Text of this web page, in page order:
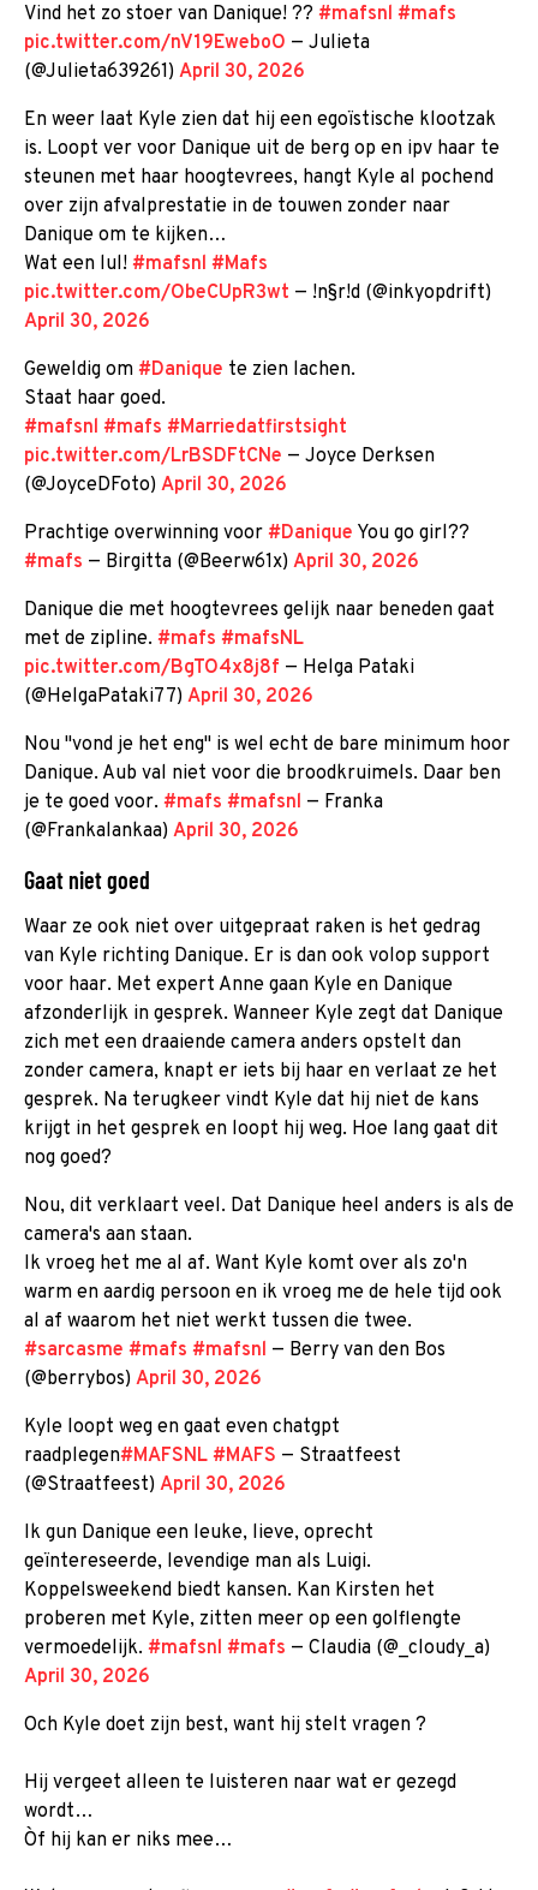
Vind het zo stoer van Danique! ?? #mafsnl #mafs
pic.twitter.com/nV19EweboO — Julieta
(@Julieta639261) April 30, 2026
En weer laat Kyle zien dat hij een egoïstische klootzak
is. Loopt ver voor Danique uit de berg op en ipv haar te
steunen met haar hoogtevrees, hangt Kyle al pochend
over zijn afvalprestatie in de touwen zonder naar
Danique om te kijken…
Wat een lul! #mafsnl #Mafs
pic.twitter.com/ObeCUpR3wt — !n§r!d (@inkyopdrift)
April 30, 2026
Geweldig om #Danique te zien lachen.
Staat haar goed.
#mafsnl #mafs #Marriedatfirstsight
pic.twitter.com/LrBSDFtCNe — Joyce Derksen
(@JoyceDFoto) April 30, 2026
Prachtige overwinning voor #Danique You go girl??
#mafs — Birgitta (@Beerw61x) April 30, 2026
Danique die met hoogtevrees gelijk naar beneden gaat
met de zipline. #mafs #mafsNL
pic.twitter.com/BgTO4x8j8f — Helga Pataki
(@HelgaPataki77) April 30, 2026
Nou "vond je het eng" is wel echt de bare minimum hoor
Danique. Aub val niet voor die broodkruimels. Daar ben
je te goed voor. #mafs #mafsnl — Franka
(@Frankalankaa) April 30, 2026
Gaat niet goed
Waar ze ook niet over uitgepraat raken is het gedrag
van Kyle richting Danique. Er is dan ook volop support
voor haar. Met expert Anne gaan Kyle en Danique
afzonderlijk in gesprek. Wanneer Kyle zegt dat Danique
zich met een draaiende camera anders opstelt dan
zonder camera, knapt er iets bij haar en verlaat ze het
gesprek. Na terugkeer vindt Kyle dat hij niet de kans
krijgt in het gesprek en loopt hij weg. Hoe lang gaat dit
nog goed?
Nou, dit verklaart veel. Dat Danique heel anders is als de
camera's aan staan.
Ik vroeg het me al af. Want Kyle komt over als zo'n
warm en aardig persoon en ik vroeg me de hele tijd ook
al af waarom het niet werkt tussen die twee.
#sarcasme #mafs #mafsnl — Berry van den Bos
(@berrybos) April 30, 2026
Kyle loopt weg en gaat even chatgpt
raadplegen#MAFSNL #MAFS — Straatfeest
(@Straatfeest) April 30, 2026
Ik gun Danique een leuke, lieve, oprecht
geïntereseerde, levendige man als Luigi.
Koppelsweekend biedt kansen. Kan Kirsten het
proberen met Kyle, zitten meer op een golflengte
vermoedelijk. #mafsnl #mafs — Claudia (@_cloudy_a)
April 30, 2026
Och Kyle doet zijn best, want hij stelt vragen ?
Hij vergeet alleen te luisteren naar wat er gezegd
wordt…
Òf hij kan er niks mee…